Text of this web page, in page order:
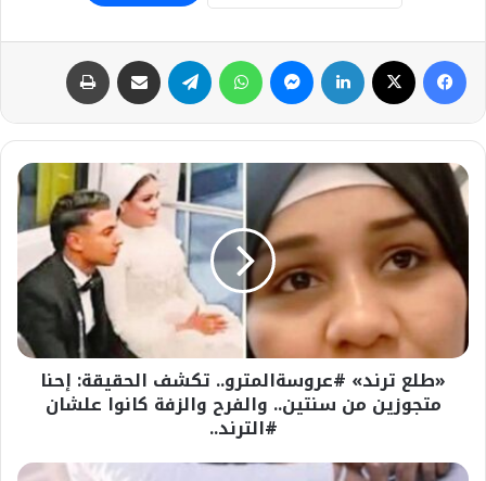
فيسبوك لينكدإن ماسنجر واتساب تيلقرام مشاركة عبر البريد
«طلع
ترند»
#عروسةالمترو..
تكشف
الحقيقة:
إحنا
متجوزين
سنتين..
والفرح
والزفة
#الترند..
«طلع ترند» #عروسةالمترو.. تكشف الحقيقة: إحنا
متجوزين من سنتين.. والفرح والزفة كانوا علشان
#الترند..
شاهدوا:أبوها